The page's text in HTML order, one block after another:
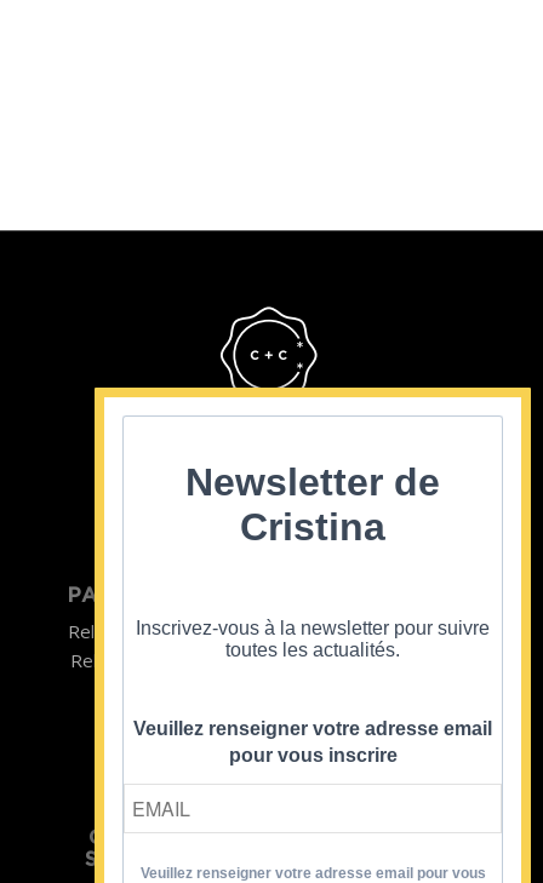
PARTICULIER
Relooking homme
Relooking femme
Team Building
Formations
CRISTINA
SOUTIENT
Newsletter de
Cristina
Inscrivez-vous à la newsletter pour suivre
toutes les actualités.
Veuillez renseigner votre adresse email
pour vous inscrire
Veuillez renseigner votre adresse email pour vous